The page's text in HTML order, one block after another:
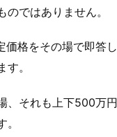
ではありません。
格をその場で即答
。
、それも上下500万